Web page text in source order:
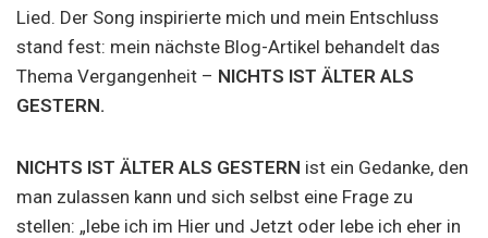
Lied. Der Song inspirierte mich und mein Entschluss
stand fest: mein nächste Blog-Artikel behandelt das
Thema Vergangenheit – NICHTS IST ÄLTER ALS
GESTERN.
NICHTS IST ÄLTER ALS GESTERN ist ein Gedanke, den
man zulassen kann und sich selbst eine Frage zu
stellen: „lebe ich im Hier und Jetzt oder lebe ich eher in